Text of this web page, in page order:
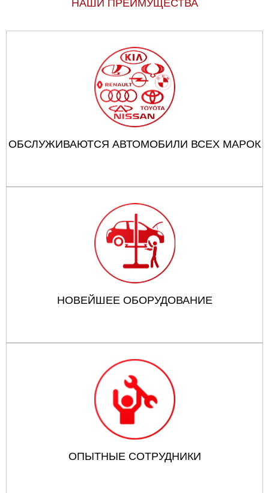
НАШИ ПРЕИМУЩЕСТВА
ОБСЛУЖИВАЮТСЯ АВТОМОБИЛИ ВСЕХ МАРОК
НОВЕЙШЕЕ ОБОРУДОВАНИЕ
ОПЫТНЫЕ СОТРУДНИКИ